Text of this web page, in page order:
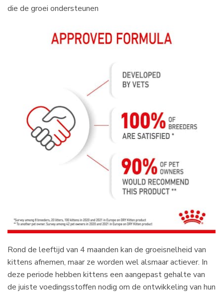
die de groei ondersteunen
Rond de leeftijd van 4 maanden kan de groeisnelheid van
kittens afnemen, maar ze worden wel alsmaar actiever. In
deze periode hebben kittens een aangepast gehalte van
de juiste voedingsstoffen nodig om de ontwikkeling van hun